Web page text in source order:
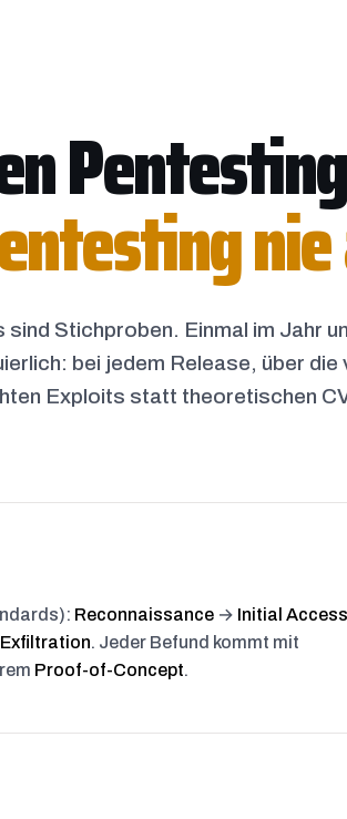
Stichproben. Einmal im Jahr
bei jedem Release, über
Exploits statt theoretischen
Reconnaissance → Initial Access
Exfiltration. Jeder Befund kommt mit
Proof-of-Concept.